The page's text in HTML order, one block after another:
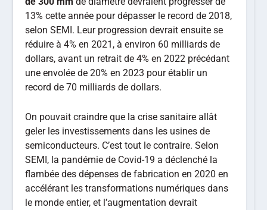
13% cette année pour dépasser le record de 2018,
selon SEMI. Leur progression devrait ensuite se
réduire à 4% en 2021, à environ 60 milliards de
dollars, avant un retrait de 4% en 2022 précédant
une envolée de 20% en 2023 pour établir un
record de 70 milliards de dollars.
On pouvait craindre que la crise sanitaire allât
geler les investissements dans les usines de
semiconducteurs. C’est tout le contraire. Selon
SEMI, la pandémie de Covid-19 a déclenché la
flambée des dépenses de fabrication en 2020 en
accélérant les transformations numériques dans
le monde entier, et l’augmentation devrait